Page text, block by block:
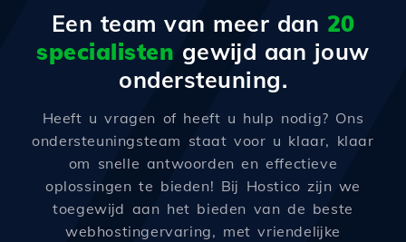
Een team van meer dan 20
specialisten gewijd aan jouw
ondersteuning.
Heeft u vragen of heeft u hulp nodig? Ons
ondersteuningsteam staat voor u klaar, klaar
om snelle antwoorden en effectieve
oplossingen te bieden! Bij Hostico zijn we
toegewijd aan het bieden van de beste
webhostingervaring, met vriendelijke